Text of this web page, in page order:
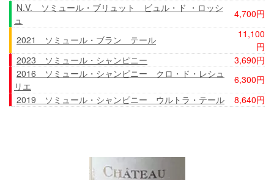
N.V. ソミュール・ブリュット ビュル・ド ・ロッシ
ュ
4,700円
2021 ソミュール・ブラン テール
11,100
円
2023 ソミュール・シャンピニー
3,690円
2016 ソミュール・シャンピニー クロ・ド・レシュ
リエ
6,300円
2019 ソミュール・シャンピニー ウルトラ・テール
8,640円